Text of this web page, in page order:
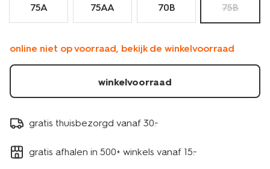
75A 75AA 70B 75B
online niet op voorraad, bekijk de winkelvoorraad
winkelvoorraad
gratis thuisbezorgd vanaf 30.-
gratis afhalen in 500+ winkels vanaf 15.-